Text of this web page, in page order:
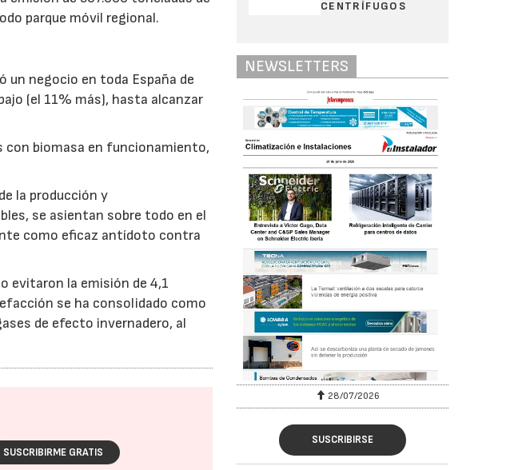
parque móvil regional.
un negocio en toda España de
(el 11% más), hasta alcanzar
con biomasa en funcionamiento,
la producción y
se asientan sobre todo en el
como eficaz antídoto contra
evitaron la emisión de 4,1
se ha consolidado como
de efecto invernadero, al
SUSCRIBIRME GRATIS
CENTRÍFUGOS
NEWSLETTERS
28/07/2026
SUSCRIBIRSE